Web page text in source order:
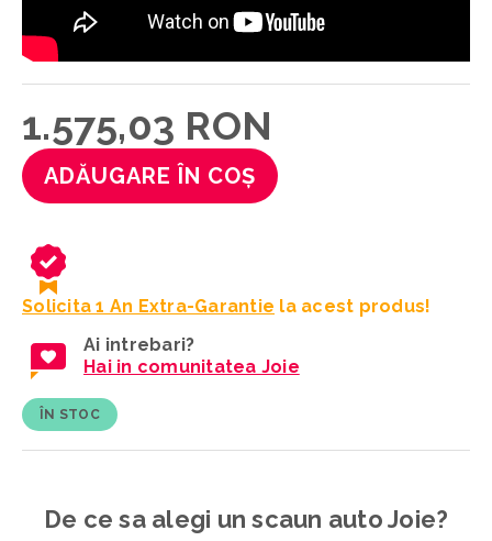
1.575,03 RON
ADĂUGARE ÎN COȘ
Solicita 1 An Extra-Garantie la acest produs!
Ai intrebari?
Hai in comunitatea Joie
ÎN STOC
De ce sa alegi un scaun auto Joie?